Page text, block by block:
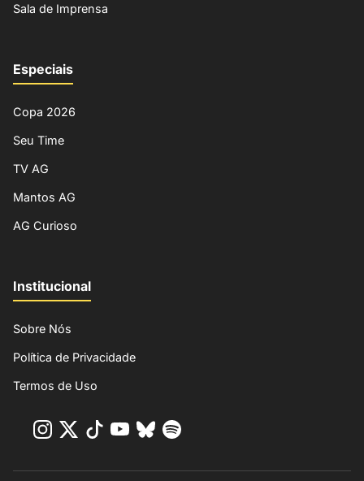
Sala de Imprensa
Especiais
Copa 2026
Seu Time
TV AG
Mantos AG
AG Curioso
Institucional
Sobre Nós
Política de Privacidade
Termos de Uso